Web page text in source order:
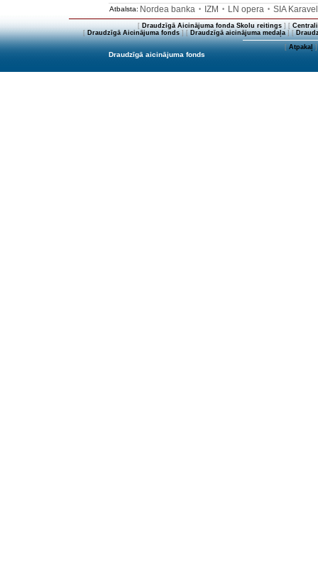
Atbalsta: Nordea banka • IZM • LN opera • SIA
[ Draudzīgā Aicinājuma fonda Skolu reitings] [
[Draudzīgā Aicinājuma fonds] [Draudzīgā aicinājuma medaļa] [
[Atpakaļ]
Draudzīgā aicinājuma fonds